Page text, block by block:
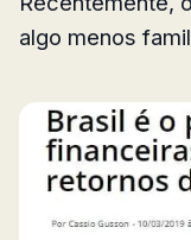
algo menos